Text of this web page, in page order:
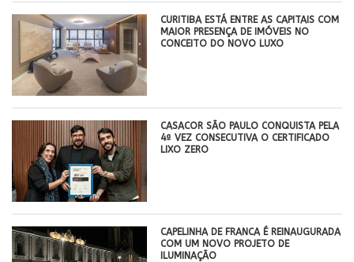
CURITIBA ESTÁ ENTRE AS CAPITAIS COM
MAIOR PRESENÇA DE IMÓVEIS NO
CONCEITO DO NOVO LUXO
CASACOR SÃO PAULO CONQUISTA PELA
4ª VEZ CONSECUTIVA O CERTIFICADO
LIXO ZERO
CAPELINHA DE FRANCA É REINAUGURADA
COM UM NOVO PROJETO DE
ILUMINAÇÃO